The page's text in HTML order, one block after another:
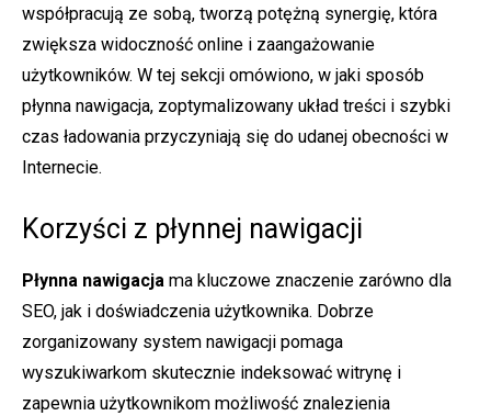
współpracują ze sobą, tworzą potężną synergię, która
zwiększa widoczność online i zaangażowanie
użytkowników. W tej sekcji omówiono, w jaki sposób
płynna nawigacja, zoptymalizowany układ treści i szybki
czas ładowania przyczyniają się do udanej obecności w
Internecie.
Korzyści z płynnej nawigacji
Płynna nawigacja ma kluczowe znaczenie zarówno dla
SEO, jak i doświadczenia użytkownika. Dobrze
zorganizowany system nawigacji pomaga
wyszukiwarkom skutecznie indeksować witrynę i
zapewnia użytkownikom możliwość znalezienia